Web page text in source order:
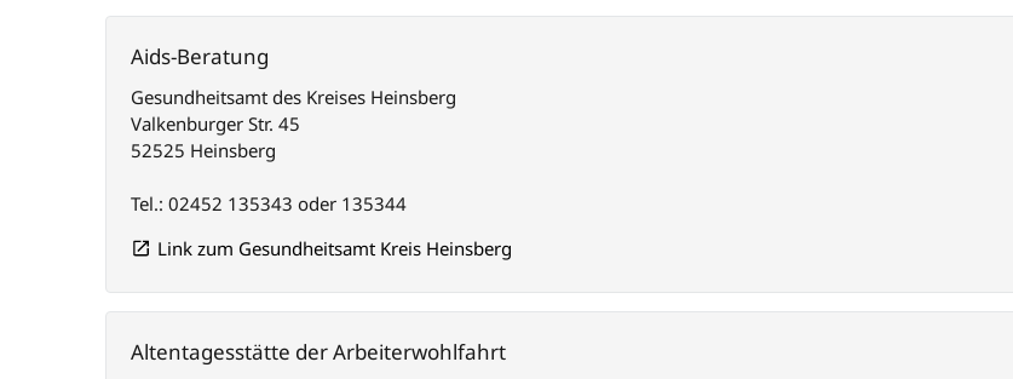
Aids-Beratung
Gesundheitsamt des Kreises Heinsberg
Valkenburger Str. 45
52525 Heinsberg
Tel.: 02452 135343 oder 135344
Link zum Gesundheitsamt Kreis Heinsberg
Altentagesstätte der Arbeiterwohlfahrt